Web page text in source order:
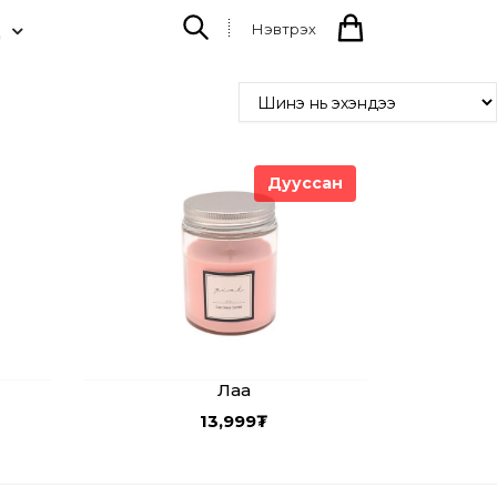
Нэвтрэх
Дууссан
Лаа
13,999₮